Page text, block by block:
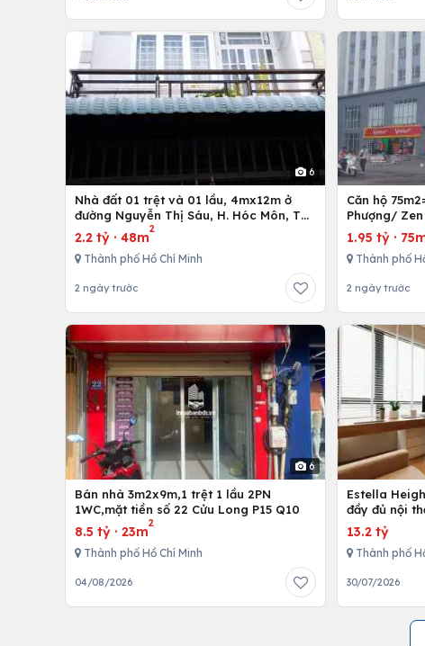
6
Nhà đất 01 trệt và 01 lầu, 4mx12m ở
đường Nguyễn Thị Sáu, H. Hóc Môn, Tp.
Hồ Chí Minh
2.2 tỷ · 48m
2
Thành phố Hồ Chí Minh
2 ngày trước
Căn hộ
Phượng/
12,Tp. Hồ
1.95 tỷ ·
Thành phố
2 ngày trước
6
Bán nhà 3m2x9m,1 trệt 1 lầu 2PN
1WC,mặt tiền số 22 Cửu Long P15 Q10
8.5 tỷ · 23m
2
Thành phố Hồ Chí Minh
04/08/2026
Estella
đầy đủ nội
13.2 tỷ
Thành phố
30/07/2026